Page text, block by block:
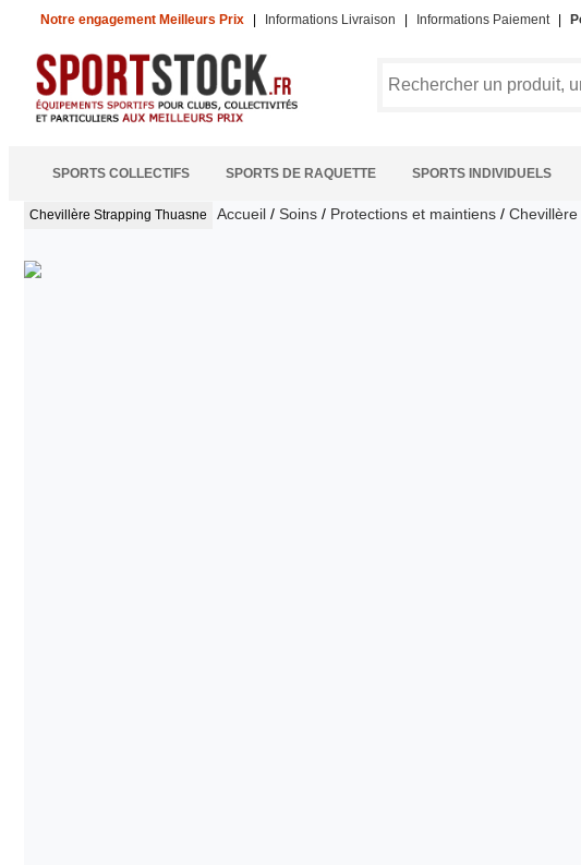
Notre engagement Meilleurs Prix Informations Livraison Informations Paiement
SPORTS COLLECTIFS SPORTS DE RAQUETTE SPORTS INDIVIDUELS
Chevillère Strapping Thuasne Accueil / Soins / Protections et maintiens / Chevillère